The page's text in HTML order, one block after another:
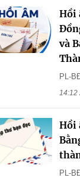
Hồi
và
PL-
14:12
Hồi
PL-